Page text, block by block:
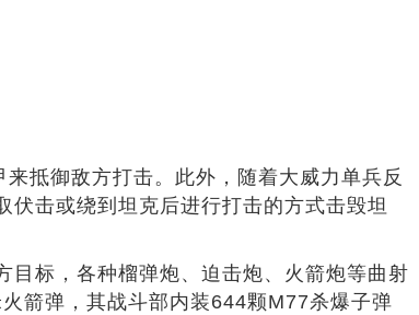
抵御敌方打击。此外，随着大威力单兵反
击或绕到坦克后进行打击的方式击毁坦
目标，各种榴弹炮、迫击炮、火箭炮等曲射
箭弹，其战斗部内装644颗M77杀爆子弹